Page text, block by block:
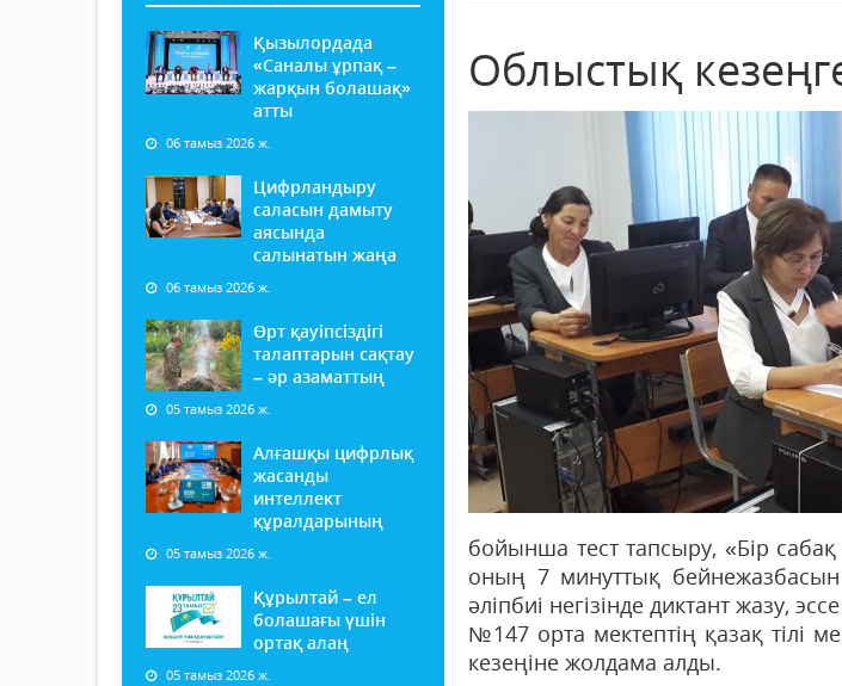
Қызылордада
«Саналы ұрпақ –
жарқын болашақ»
атты
06 тамыз 2026 ж.
Цифрландыру
саласын дамыту
аясында
салынатын жаңа
06 тамыз 2026 ж.
Өрт қауіпсіздігі
талаптарын сақтау
– әр азаматтың
05 тамыз 2026 ж.
Алғашқы цифрлық
жасанды
интеллект
құралдарының
05 тамыз 2026 ж.
Құрылтай – ел
болашағы үшін
ортақ алаң
05 тамыз 2026 ж.
Облыстық
бойынша тест тапсыру, «Бір
оның 7 минуттық
әліпбиі негізінде диктант жазу,
№147 орта мектептің қазақ тілі
кезеңіне жолдама алды.